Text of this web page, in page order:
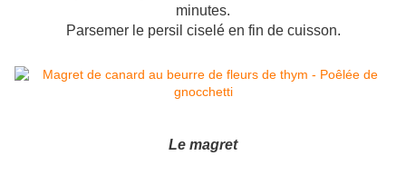
minutes.
Parsemer le persil ciselé en fin de cuisson.
Le magret